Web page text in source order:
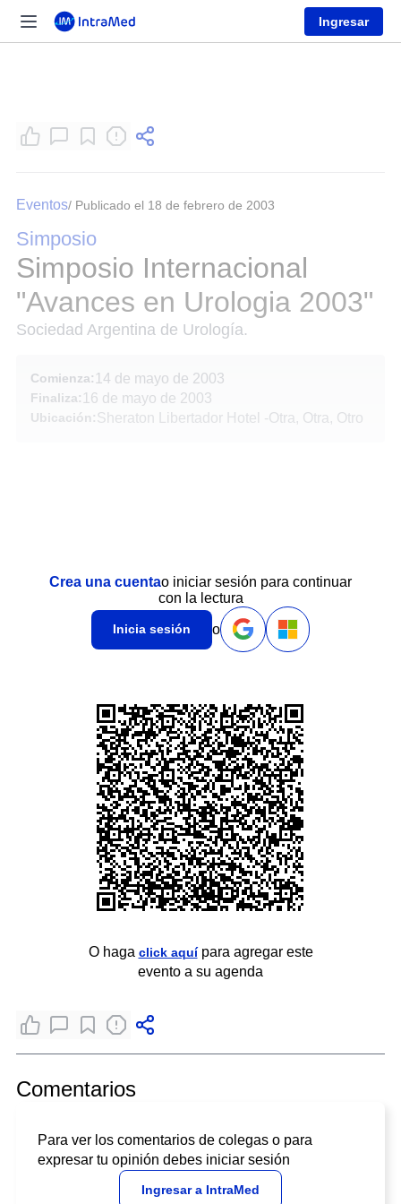
Ingresar
Eventos/ Publicado el 18 de febrero de 2003
Simposio
Simposio Internacional
"Avances en Urologia 2003"
Sociedad Argentina de Urología.
Comienza: 14 de mayo de 2003
Finaliza: 16 de mayo de 2003
Ubicación:Sheraton Libertador Hotel -Otra, Otra, Otro
Crea una cuentao iniciar sesión para continuar
con la lectura
Inicia sesión o
O haga click aquípara agregar este
evento a su agenda
Comentarios
Para ver los comentarios de colegas o para
expresar tu opinión debes iniciar sesión
Ingresar a IntraMed